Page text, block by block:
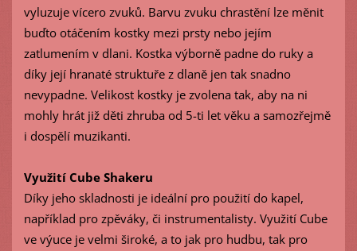
vyluzuje vícero zvuků. Barvu zvuku chrastění lze měnit
buďto otáčením kostky mezi prsty nebo jejím
zatlumením v dlani. Kostka výborně padne do ruky a
díky její hranaté struktuře z dlaně jen tak snadno
nevypadne. Velikost kostky je zvolena tak, aby na ni
mohly hrát již děti zhruba od 5-ti let věku a samozřejmě
i dospělí muzikanti.
Využití Cube Shakeru
Díky jeho skladnosti je ideální pro použití do kapel,
například pro zpěváky, či instrumentalisty. Využití Cube
ve výuce je velmi široké, a to jak pro hudbu, tak pro